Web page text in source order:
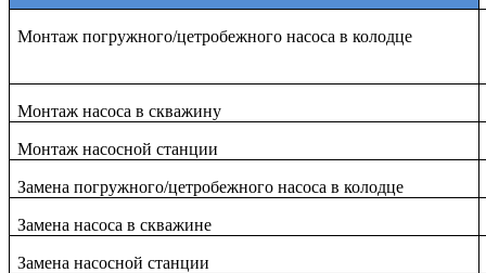
Монтаж погружного/цетробежного насоса в колодце
Монтаж насоса в скважину
Монтаж насосной станции
Замена погружного/цетробежного насоса в колодце
Замена насоса в скважине
Замена насосной станции